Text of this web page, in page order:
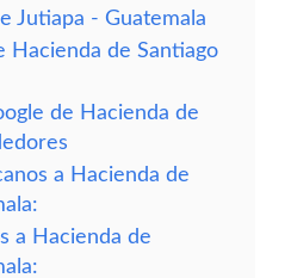
Jutiapa - Guatemala
Hacienda de Santiago
de Hacienda de
a Hacienda de
a Hacienda de